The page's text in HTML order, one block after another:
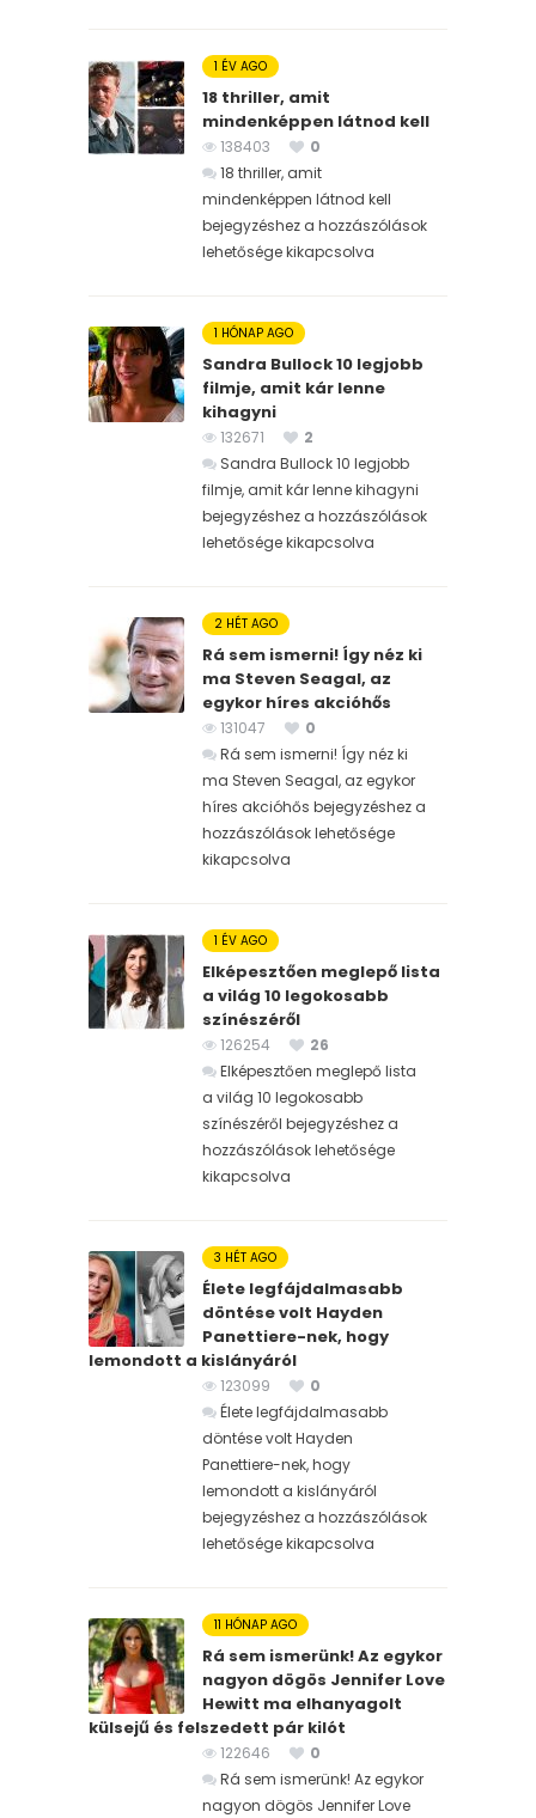
1 ÉV AGO
18 thriller, amit
mindenképpen látnod kell
138403
0
18 thriller, amit
mindenképpen látnod kell
bejegyzéshez a hozzászólások
lehetősége kikapcsolva
1 HÓNAP AGO
Sandra Bullock 10 legjobb
filmje, amit kár lenne
kihagyni
132671
2
Sandra Bullock 10 legjobb
filmje, amit kár lenne kihagyni
bejegyzéshez a hozzászólások
lehetősége kikapcsolva
2 HÉT AGO
Rá sem ismerni! Így néz ki
ma Steven Seagal, az
egykor híres akcióhős
131047
0
Rá sem ismerni! Így néz ki
ma Steven Seagal, az egykor
híres akcióhős bejegyzéshez a
hozzászólások lehetősége
kikapcsolva
1 ÉV AGO
Elképesztően meglepő lista
a világ 10 legokosabb
színészéről
126254
26
Elképesztően meglepő lista
a világ 10 legokosabb
színészéről bejegyzéshez a
hozzászólások lehetősége
kikapcsolva
3 HÉT AGO
Élete legfájdalmasabb
döntése volt Hayden
Panettiere-nek, hogy
lemondott a kislányáról
123099
0
Élete legfájdalmasabb
döntése volt Hayden
Panettiere-nek, hogy
lemondott a kislányáról
bejegyzéshez a hozzászólások
lehetősége kikapcsolva
11 HÓNAP AGO
Rá sem ismerünk! Az egykor
nagyon dögös Jennifer Love
Hewitt ma elhanyagolt
külsejű és felszedett pár kilót
122646
0
Rá sem ismerünk! Az egykor
nagyon dögös Jennifer Love